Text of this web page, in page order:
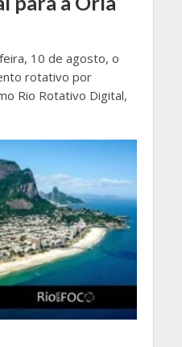
10 de agosto, o
rotativo por
Rio Rotativo Digital,